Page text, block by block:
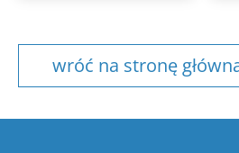
wróć na stronę